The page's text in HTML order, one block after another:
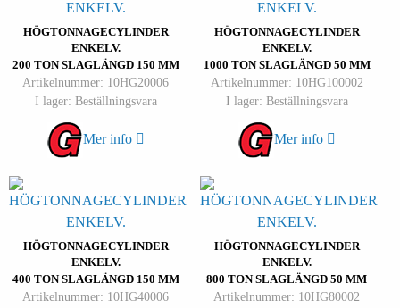
HÖGTONNAGECYLINDER
ENKELV.
200 TON SLAGLÄNGD 150 MM
Artikelnummer: 10HG20006
I lager: Beställningsvara
Mer info
HÖGTONNAGECYLINDER
ENKELV.
1000 TON SLAGLÄNGD 50 MM
Artikelnummer: 10HG100002
I lager: Beställningsvara
Mer info
HÖGTONNAGECYLINDER
ENKELV.
400 TON SLAGLÄNGD 150 MM
Artikelnummer: 10HG40006
HÖGTONNAGECYLINDER
ENKELV.
800 TON SLAGLÄNGD 50 MM
Artikelnummer: 10HG80002